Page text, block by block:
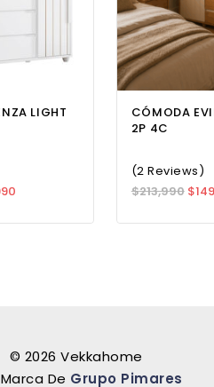
LIGHT
CÓMODA
2P 4C
(2 Reviews)
$213,990 $
© 2026 Vekkahome
De Grupo Pimares